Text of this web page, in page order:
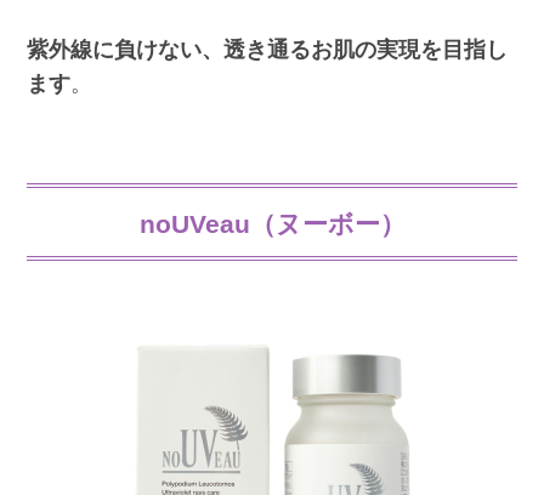
紫外線に負けない、透き通るお肌の実現を目指し
ます。
noUVeau（ヌーボー）